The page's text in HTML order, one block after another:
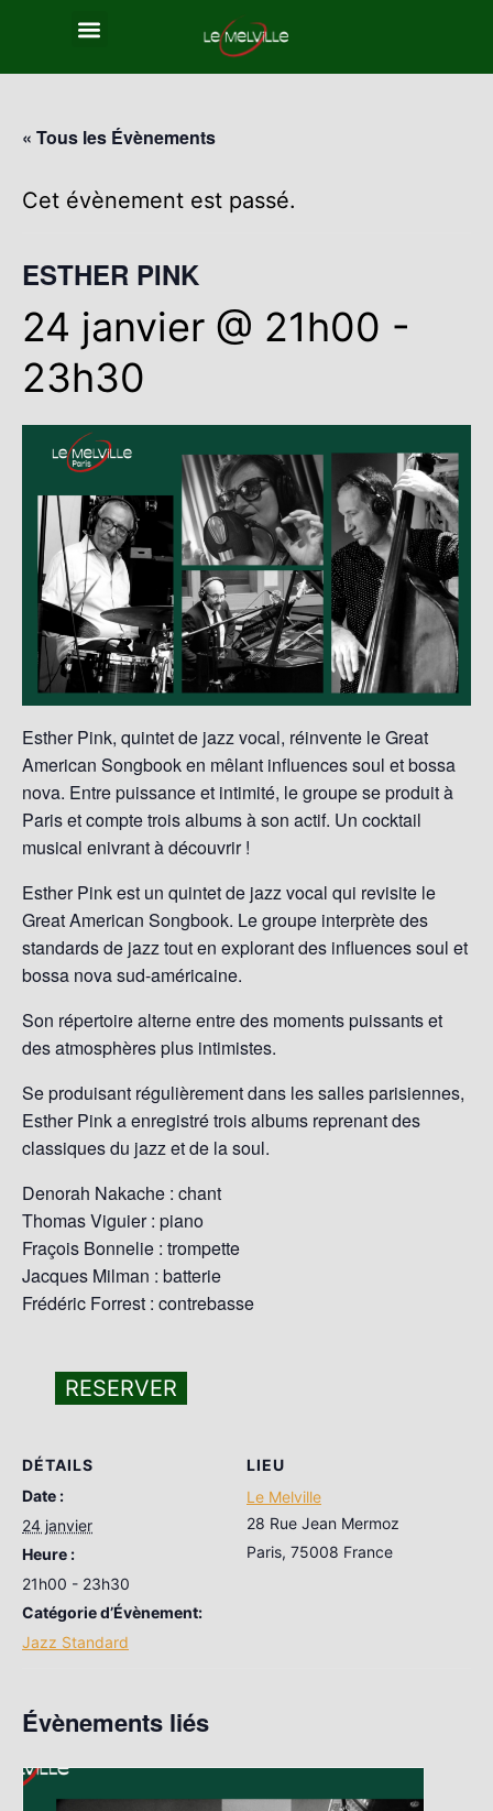
« Tous les Évènements
Cet évènement est passé.
ESTHER PINK
24 janvier @ 21h00 -
23h30
Esther Pink, quintet de jazz vocal, réinvente le Great
American Songbook en mêlant influences soul et bossa
nova. Entre puissance et intimité, le groupe se produit à
Paris et compte trois albums à son actif. Un cocktail
musical enivrant à découvrir !
Esther Pink est un quintet de jazz vocal qui revisite le
Great American Songbook. Le groupe interprète des
standards de jazz tout en explorant des influences soul et
bossa nova sud-américaine.
Son répertoire alterne entre des moments puissants et
des atmosphères plus intimistes.
Se produisant régulièrement dans les salles parisiennes,
Esther Pink a enregistré trois albums reprenant des
classiques du jazz et de la soul.
Denorah Nakache : chant
Thomas Viguier : piano
Fraçois Bonnelie : trompette
Jacques Milman : batterie
Frédéric Forrest : contrebasse
RESERVER
DÉTAILS
Date :
24 janvier
Heure :
21h00 - 23h30
Catégorie d’Évènement:
Jazz Standard
LIEU
Le Melville
28 Rue Jean Mermoz
Paris, 75008 France
Évènements liés